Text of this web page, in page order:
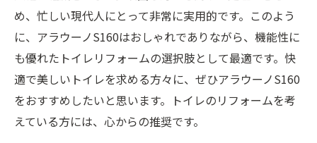
め、忙しい現代人にとって非常に実用的です。このよう
に、アラウーノS160はおしゃれでありながら、機能性に
も優れたトイレリフォームの選択肢として最適です。快
適で美しいトイレを求める方々に、ぜひアラウーノS160
をおすすめしたいと思います。トイレのリフォームを考
えている方には、心からの推奨です。